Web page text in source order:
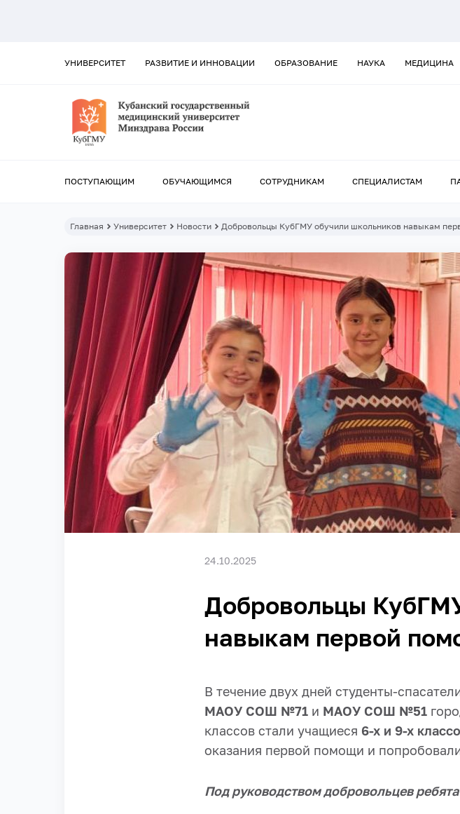
УНИВЕРСИТЕТ РАЗВИТИЕ И ИННОВАЦИИ ОБРАЗОВАНИЕ НАУКА МЕДИЦИНА
ПОСТУПАЮЩИМ ОБУЧАЮЩИМСЯ СОТРУДНИКАМ СПЕЦИАЛИСТАМ
Главная Университет Новости Добровольцы КубГМУ обучили школьников навыкам
24.10.2025
Добровольцы
навыкам первой
В течение двух дней студенты-
МАОУ СОШ №71 и МАОУ СОШ №51
классов стали учащиеся 6-х и 9-х
оказания первой помощи и
Под руководством добровольцев